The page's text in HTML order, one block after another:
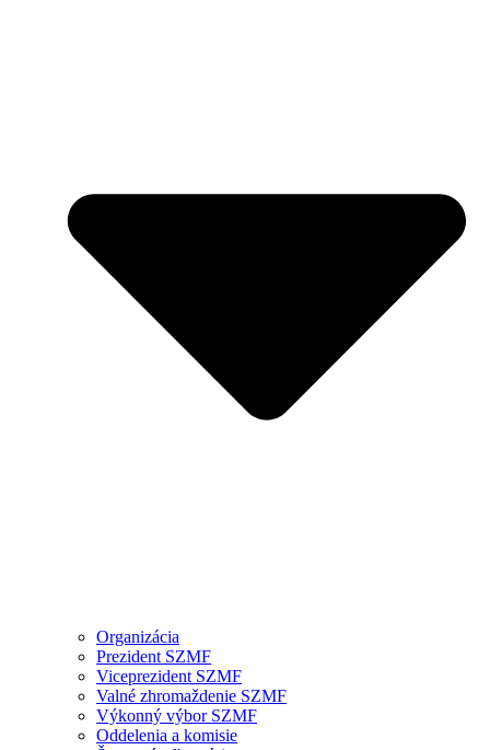
Organizácia
Prezident SZMF
Viceprezident SZMF
Valné zhromaždenie SZMF
Výkonný výbor SZMF
Oddelenia a komisie